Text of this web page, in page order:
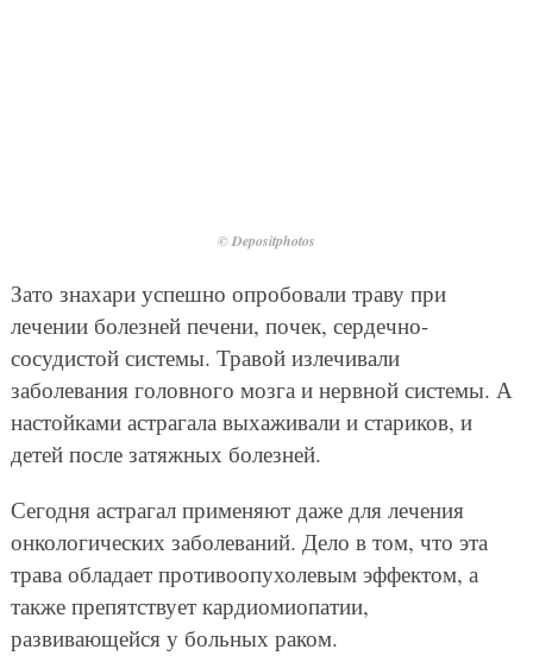
настойками астрагала выхаживали и стариков, и
детей после затяжных болезней.
Сегодня астрагал применяют даже для лечения
онкологических заболеваний. Дело в том, что эта
трава обладает противоопухолевым эффектом, а
также препятствует кардиомиопатии,
развивающейся у больных раком.